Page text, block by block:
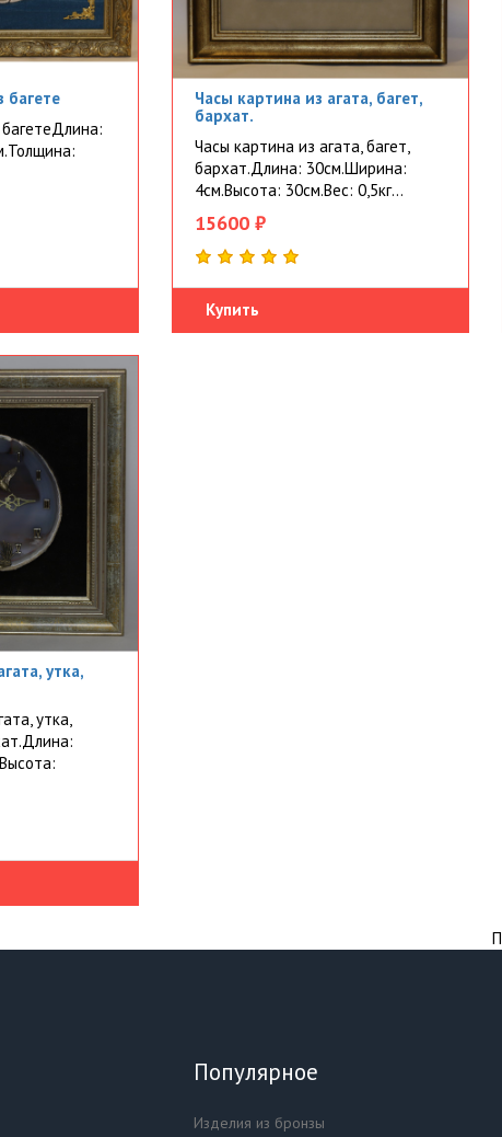
багете
Часы картина из агата, багет,
бархат.
Часы картина из агата, багет,
бархат.Длина: 30см.Ширина:
4см.Высота: 30см.Вес: 0,5кг...
15600 ₽
Купить
утка,
утка,
Популярное
Изделия из бронзы